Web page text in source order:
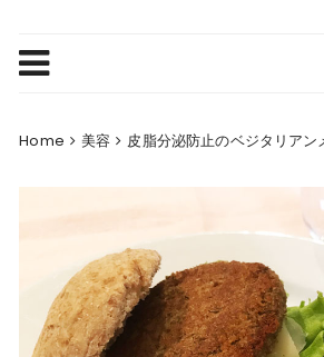
Home 美容 皮脂分泌防止のベジタリアン